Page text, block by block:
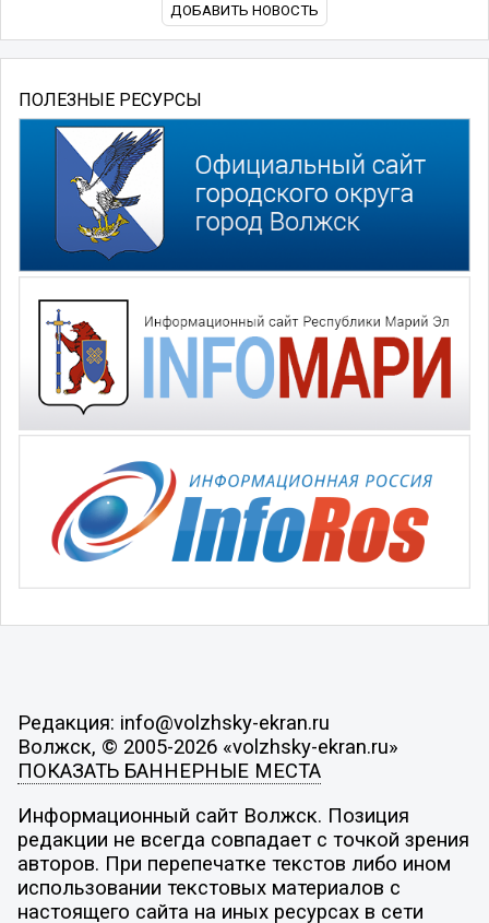
ДОБАВИТЬ НОВОСТЬ
ПОЛЕЗНЫЕ РЕСУРСЫ
Редакция: info@volzhsky-ekran.ru
Волжск, © 2005-2026 «volzhsky-ekran.ru»
ПОКАЗАТЬ БАННЕРНЫЕ МЕСТА
Информационный сайт Волжск. Позиция
редакции не всегда совпадает с точкой зрения
авторов. При перепечатке текстов либо ином
использовании текстовых материалов с
настоящего сайта на иных ресурсах в сети